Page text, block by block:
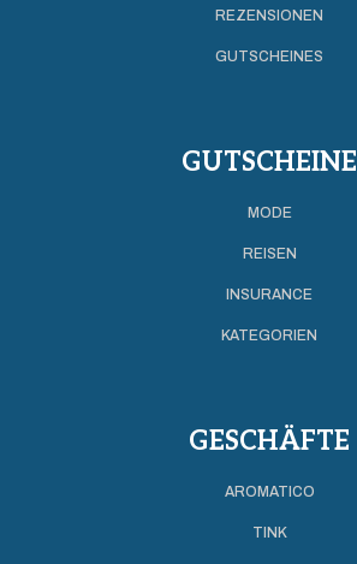
REZENSIONEN
GUTSCHEINES
GUTSCHEINE
MODE
REISEN
INSURANCE
KATEGORIEN
GESCHÄFTE
AROMATICO
TINK